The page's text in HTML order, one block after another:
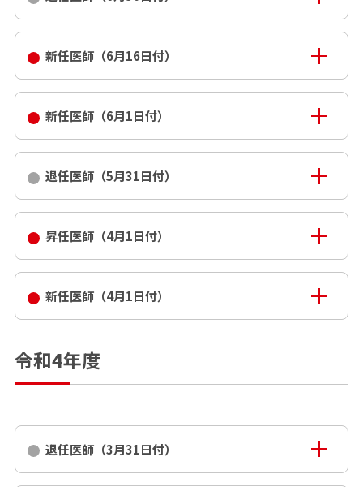
新任医師（6月16日付）
新任医師（6月1日付）
退任医師（5月31日付）
昇任医師（4月1日付）
新任医師（4月1日付）
令和4年度
退任医師（3月31日付）